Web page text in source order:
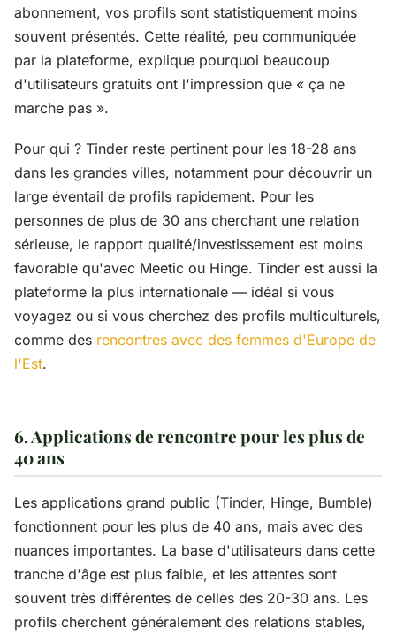
abonnement, vos profils sont statistiquement moins
souvent présentés. Cette réalité, peu communiquée
par la plateforme, explique pourquoi beaucoup
d'utilisateurs gratuits ont l'impression que « ça ne
marche pas ».
Pour qui ? Tinder reste pertinent pour les 18-28 ans
dans les grandes villes, notamment pour découvrir un
large éventail de profils rapidement. Pour les
personnes de plus de 30 ans cherchant une relation
sérieuse, le rapport qualité/investissement est moins
favorable qu'avec Meetic ou Hinge. Tinder est aussi la
plateforme la plus internationale — idéal si vous
voyagez ou si vous cherchez des profils multiculturels,
comme des rencontres avec des femmes d'Europe de
l'Est.
6. Applications de rencontre pour les plus de
40 ans
Les applications grand public (Tinder, Hinge, Bumble)
fonctionnent pour les plus de 40 ans, mais avec des
nuances importantes. La base d'utilisateurs dans cette
tranche d'âge est plus faible, et les attentes sont
souvent très différentes de celles des 20-30 ans. Les
profils cherchent généralement des relations stables,